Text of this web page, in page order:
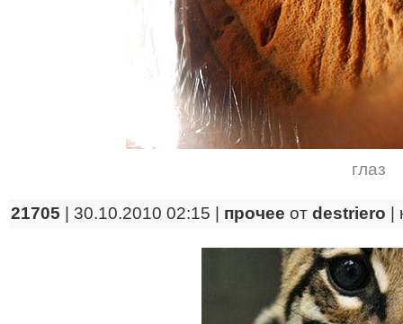
глаз
21705 | 30.10.2010 02:15 | прочее от destriero